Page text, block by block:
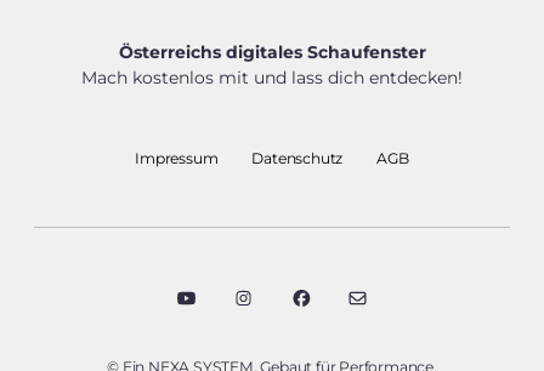
Österreichs digitales Schaufenster
Mach kostenlos mit und lass dich entdecken!
Impressum Datenschutz AGB
© Ein NEXA SYSTEM. Gebaut für Performance.